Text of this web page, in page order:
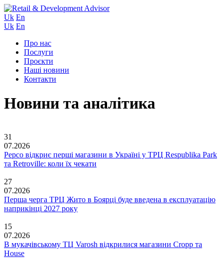
Uk En
Uk En
Про нас
Послуги
Проєкти
Наші новини
Контакти
Новини та аналітика
31
07.2026
Pepco відкриє перші магазини в Україні у ТРЦ Respublika Park
та Retroville: коли їх чекати
27
07.2026
Перша черга ТРЦ Жито в Боярці буде введена в експлуатацію
наприкінці 2027 року
15
07.2026
В мукачівському ТЦ Varosh відкрилися магазини Cropp та
House